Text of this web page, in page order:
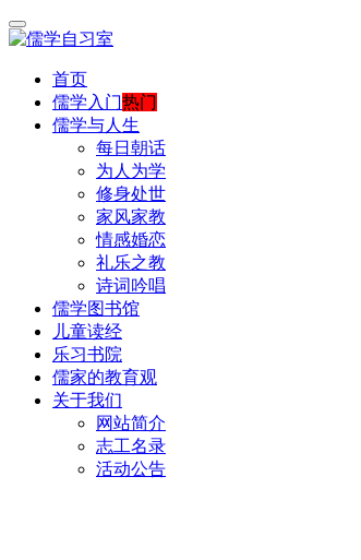
首页
儒学入门热门
儒学与人生
每日朝话
为人为学
修身处世
家风家教
情感婚恋
礼乐之教
诗词吟唱
儒学图书馆
儿童读经
乐习书院
儒家的教育观
关于我们
网站简介
志工名录
活动公告